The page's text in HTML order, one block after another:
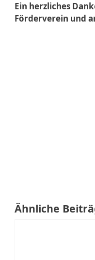
Ein herzliches
Förderverein und
Ähnliche